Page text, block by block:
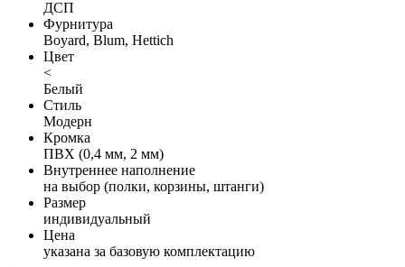
ДСП
Фурнитура
Boyard, Blum, Hettich
Цвет
<
Белый
Стиль
Модерн
Кромка
ПВХ (0,4 мм, 2 мм)
Внутреннее наполнение
на выбор (полки, корзины, штанги)
Размер
индивидуальный
Цена
указана за базовую комплектацию